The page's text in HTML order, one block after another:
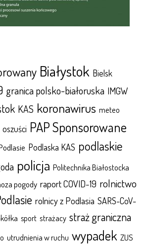
Białystok Bielsk
granica polsko-białoruska IMGW
KAS koronawirus meteo
oszuści PAP Sponsorowane
Podlaska KAS podlaskie
policja Politechnika Białostocka
pogody raport COVID-19 rolnictwo
rolnicy z Podlasia SARS-CoV-
sport strażacy straż graniczna
utrudnienia w ruchu wypadek ZUS